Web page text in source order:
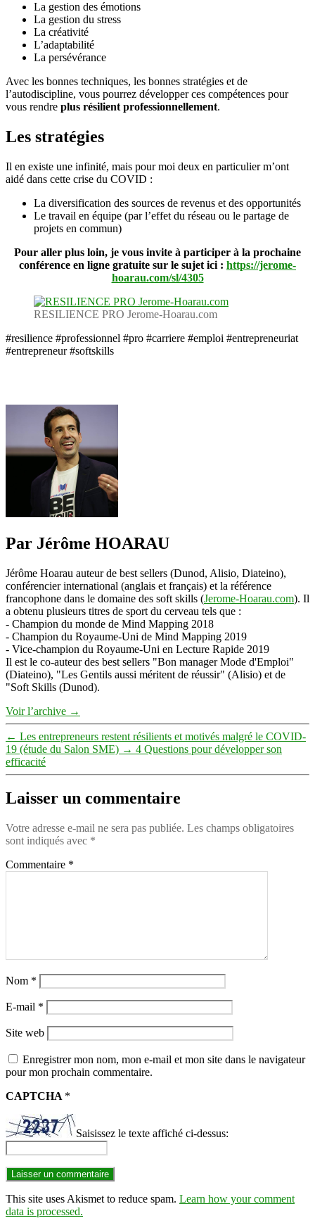
La gestion des émotions
La gestion du stress
La créativité
L’adaptabilité
La persévérance
Avec les bonnes techniques, les bonnes stratégies et de
l’autodiscipline, vous pourrez développer ces compétences pour
vous rendre plus résilient professionnellement.
Les stratégies
Il en existe une infinité, mais pour moi deux en particulier m’ont
aidé dans cette crise du COVID :
La diversification des sources de revenus et des opportunités
Le travail en équipe (par l’effet du réseau ou le partage de
projets en commun)
Pour aller plus loin, je vous invite à participer à la prochaine
conférence en ligne gratuite sur le sujet ici : https://jerome-
hoarau.com/sl/4305
RESILIENCE PRO Jerome-Hoarau.com
#resilience #professionnel #pro #carriere #emploi #entrepreneuriat
#entrepreneur #softskills
Par Jérôme HOARAU
Jérôme Hoarau auteur de best sellers (Dunod, Alisio, Diateino),
conférencier international (anglais et français) et la référence
francophone dans le domaine des soft skills (Jerome-Hoarau.com). Il
a obtenu plusieurs titres de sport du cerveau tels que :
- Champion du monde de Mind Mapping 2018
- Champion du Royaume-Uni de Mind Mapping 2019
- Vice-champion du Royaume-Uni en Lecture Rapide 2019
Il est le co-auteur des best sellers "Bon manager Mode d'Emploi"
(Diateino), "Les Gentils aussi méritent de réussir" (Alisio) et de
"Soft Skills (Dunod).
Voir l’archive →
← Les entrepreneurs restent résilients et motivés malgré le COVID-
19 (étude du Salon SME) → 4 Questions pour développer son
efficacité
Laisser un commentaire
Votre adresse e-mail ne sera pas publiée. Les champs obligatoires
sont indiqués avec *
Commentaire *
Nom *
E-mail *
Site web
Enregistrer mon nom, mon e-mail et mon site dans le navigateur
pour mon prochain commentaire.
CAPTCHA *
Saisissez le texte affiché ci-dessus:
This site uses Akismet to reduce spam. Learn how your comment
data is processed.